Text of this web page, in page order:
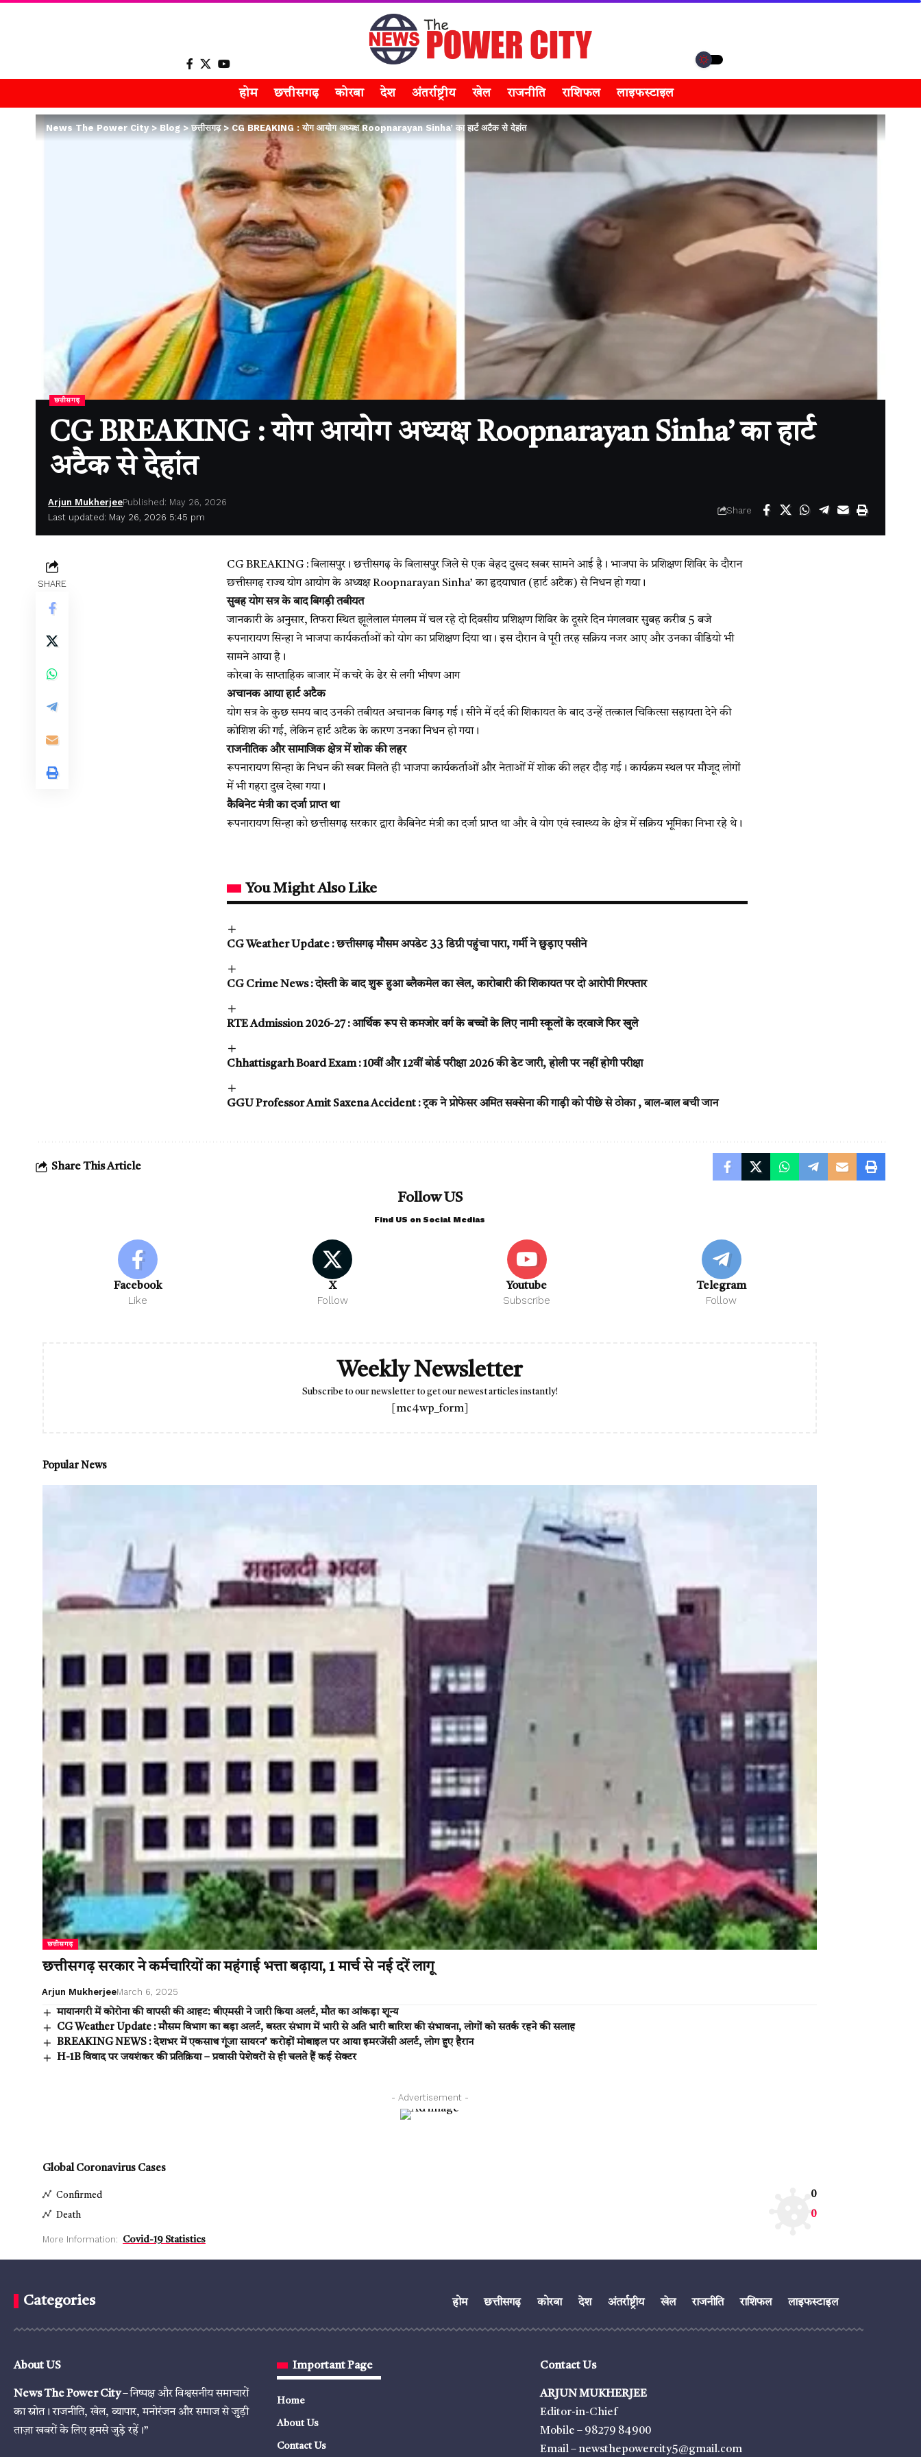
होम छत्तीसगढ़ कोरबा देश अंतर्राष्ट्रीय खेल राजनीति राशिफल लाइफस्टाइल
News The Power City>Blog>छत्तीसगढ़>CG BREAKING : योग आयोग अध्यक्ष Roopnarayan Sinha’ का हार्ट अटैक से देहांत
छत्तीसगढ़
CG BREAKING : योग आयोग अध्यक्ष Roopnarayan Sinha’ का हार्ट
अटैक से देहांत
Last updated: May 26, 2026 5:45 pm
Arjun MukherjeePublished: May 26, 2026
Share
SHARE
CG BREAKING : बिलासपुर। छत्तीसगढ़ के बिलासपुर जिले से एक बेहद दुखद खबर सामने आई है। भाजपा के प्रशिक्षण शिविर के दौरान
छत्तीसगढ़ राज्य योग आयोग के अध्यक्ष Roopnarayan Sinha’ का हृदयाघात (हार्ट अटैक) से निधन हो गया।
सुबह योग सत्र के बाद बिगड़ी तबीयत
जानकारी के अनुसार, तिफरा स्थित झूलेलाल मंगलम में चल रहे दो दिवसीय प्रशिक्षण शिविर के दूसरे दिन मंगलवार सुबह करीब 5 बजे
रूपनारायण सिन्हा ने भाजपा कार्यकर्ताओं को योग का प्रशिक्षण दिया था। इस दौरान वे पूरी तरह सक्रिय नजर आए और उनका वीडियो भी
सामने आया है।
कोरबा के साप्ताहिक बाजार में कचरे के ढेर से लगी भीषण आग
अचानक आया हार्ट अटैक
योग सत्र के कुछ समय बाद उनकी तबीयत अचानक बिगड़ गई। सीने में दर्द की शिकायत के बाद उन्हें तत्काल चिकित्सा सहायता देने की
कोशिश की गई, लेकिन हार्ट अटैक के कारण उनका निधन हो गया।
राजनीतिक और सामाजिक क्षेत्र में शोक की लहर
रूपनारायण सिन्हा के निधन की खबर मिलते ही भाजपा कार्यकर्ताओं और नेताओं में शोक की लहर दौड़ गई। कार्यक्रम स्थल पर मौजूद लोगों
में भी गहरा दुख देखा गया।
कैबिनेट मंत्री का दर्जा प्राप्त था
रूपनारायण सिन्हा को छत्तीसगढ़ सरकार द्वारा कैबिनेट मंत्री का दर्जा प्राप्त था और वे योग एवं स्वास्थ्य के क्षेत्र में सक्रिय भूमिका निभा रहे थे।
You Might Also Like
CG Weather Update : छत्तीसगढ़ मौसम अपडेट 33 डिग्री पहुंचा पारा, गर्मी ने छुड़ाए पसीने
CG Crime News : दोस्ती के बाद शुरू हुआ ब्लैकमेल का खेल, कारोबारी की शिकायत पर दो आरोपी गिरफ्तार
RTE Admission 2026-27 : आर्थिक रूप से कमजोर वर्ग के बच्चों के लिए नामी स्कूलों के दरवाजे फिर खुले
Chhattisgarh Board Exam : 10वीं और 12वीं बोर्ड परीक्षा 2026 की डेट जारी, होली पर नहीं होगी परीक्षा
GGU Professor Amit Saxena Accident : ट्रक ने प्रोफेसर अमित सक्सेना की गाड़ी को पीछे से ठोका , बाल-बाल बची जान
Share This Article
Follow US
Find US on Social Medias
Facebook
Like
X
Follow
Youtube
Subscribe
Telegram
Follow
Weekly Newsletter
Subscribe to our newsletter to get our newest articles instantly!
[mc4wp_form]
Popular News
छत्तीसगढ़
छत्तीसगढ़ सरकार ने कर्मचारियों का महंगाई भत्ता बढ़ाया, 1 मार्च से नई दरें लागू
Arjun MukherjeeMarch 6, 2025
मायानगरी में कोरोना की वापसी की आहट: बीएमसी ने जारी किया अलर्ट, मौत का आंकड़ा शून्य
CG Weather Update : मौसम विभाग का बड़ा अलर्ट, बस्तर संभाग में भारी से अति भारी बारिश की संभावना, लोगों को सतर्क रहने की सलाह
BREAKING NEWS : देशभर में एकसाथ गूंजा सायरन’ करोड़ों मोबाइल पर आया इमरजेंसी अलर्ट, लोग हुए हैरान
H-1B विवाद पर जयशंकर की प्रतिक्रिया – प्रवासी पेशेवरों से ही चलते हैं कई सेक्टर
- Advertisement -
Global Coronavirus Cases
Confirmed 0
Death 0
More Information: Covid-19 Statistics
Categories होम छत्तीसगढ़ कोरबा देश अंतर्राष्ट्रीय खेल राजनीति राशिफल लाइफस्टाइल
About US
News The Power City– निष्पक्ष और विश्वसनीय समाचारों
का स्रोत। राजनीति, खेल, व्यापार, मनोरंजन और समाज से जुड़ी
ताज़ा खबरों के लिए हमसे जुड़े रहें।”
Important Page
Home
About Us
Contact Us
Contact Us
ARJUN MUKHERJEE
Editor-in-Chief
Mobile – 98279 84900
Email – newsthepowercity5@gmail.com